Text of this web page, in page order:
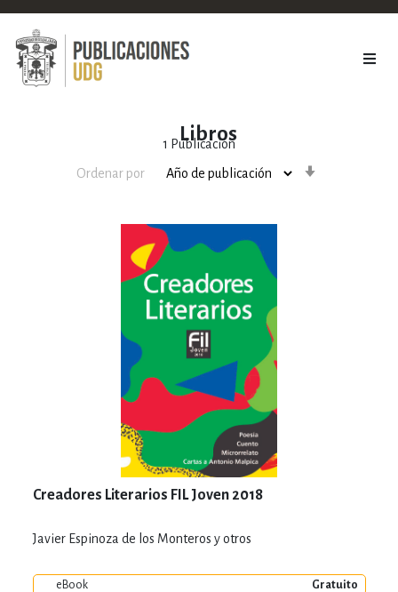
Libros
1 Publicación
Ordenar por
Creadores Literarios FIL Joven 2018
Javier Espinoza de los Monteros y otros
eBook Gratuito